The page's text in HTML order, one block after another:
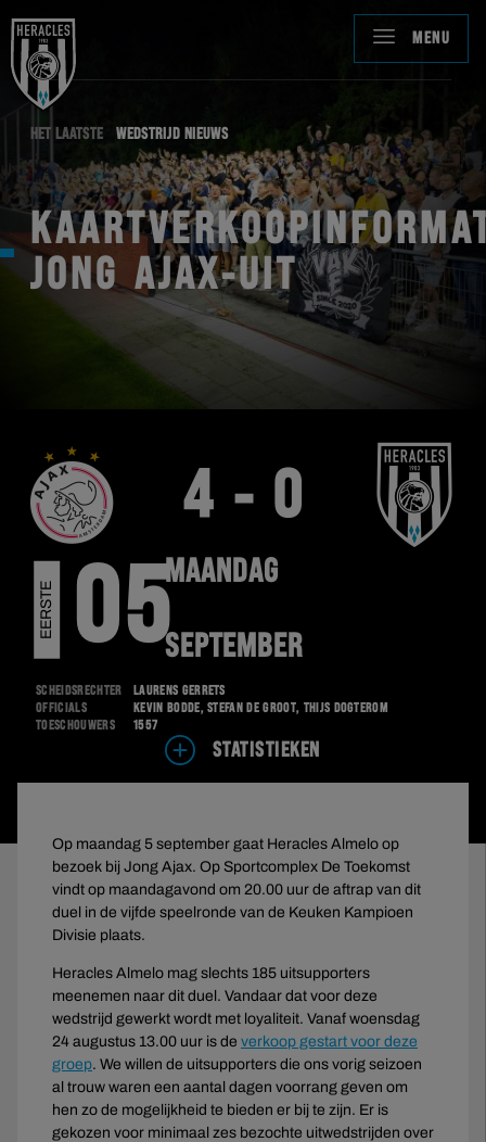
MENU
HET LAATSTE WEDSTRIJD NIEUWS
JONG AJAX-UIT
E
E
R
S
T
E
D
I
V
I
S
I E05MAANDAG
SEPTEMBER
4 - 0
Scheidsrechter
Laurens Gerrets
Officials
Kevin Bodde, Stefan de Groot, Thijs Dogterom
Toeschouwers
1557
STATISTIEKEN
Op maandag 5 september gaat Heracles Almelo op
bezoek bij Jong Ajax. Op Sportcomplex De Toekomst
vindt op maandagavond om 20.00 uur de aftrap van dit
duel in de vijfde speelronde van de Keuken Kampioen
Divisie plaats.
Heracles Almelo mag slechts 185 uitsupporters
meenemen naar dit duel. Vandaar dat voor deze
wedstrijd gewerkt wordt met loyaliteit. Vanaf woensdag
24 augustus 13.00 uur is de verkoop gestart voor deze
groep. We willen de uitsupporters die ons vorig seizoen
al trouw waren een aantal dagen voorrang geven om
hen zo de mogelijkheid te bieden er bij te zijn. Er is
gekozen voor minimaal zes bezochte uitwedstrijden over